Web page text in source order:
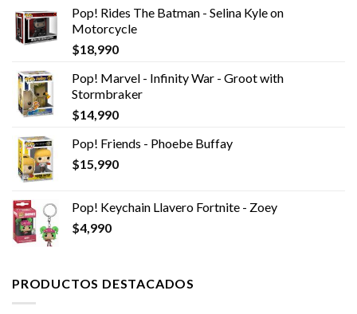
Pop! Rides The Batman - Selina Kyle on
Motorcycle
$18,990
Pop! Marvel - Infinity War - Groot with
Stormbraker
$14,990
Pop! Friends - Phoebe Buffay
$15,990
Pop! Keychain Llavero Fortnite - Zoey
$4,990
PRODUCTOS DESTACADOS